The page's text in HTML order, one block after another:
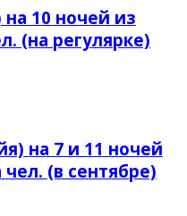
10 ночей из
(на регулярке)
на 7 и 11 ночей
(в сентябре)